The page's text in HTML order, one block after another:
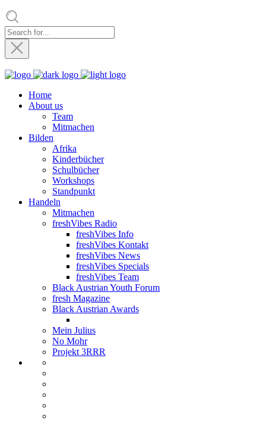
Home
About us
Team
Mitmachen
Bilden
Afrika
Kinderbücher
Schulbücher
Workshops
Standpunkt
Handeln
Mitmachen
freshVibes Radio
freshVibes Info
freshVibes Kontakt
freshVibes News
freshVibes Specials
freshVibes Team
Black Austrian Youth Forum
fresh Magazine
Black Austrian Awards
Mein Julius
No Mohr
Projekt 3RRR